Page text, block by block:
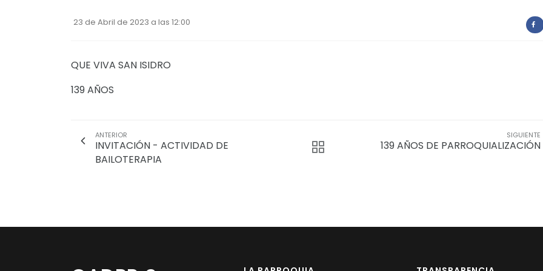
23 de Abril de 2023 a las 12:00
QUE VIVA SAN ISIDRO
139 AÑOS
ANTERIOR
INVITACIÓN - ACTIVIDAD DE
BAILOTERAPIA
SIGUIENTE
139 AÑOS DE PARROQUIALIZACIÓN